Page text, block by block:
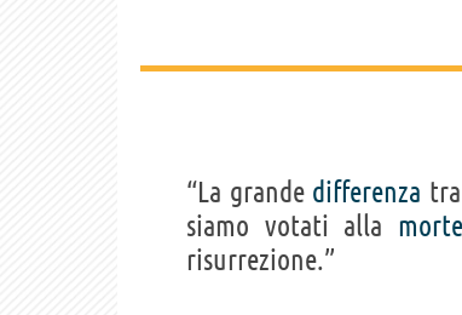
“La grande differenza
siamo votati alla morte
risurrezione.”